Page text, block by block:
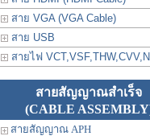
สาย VGA (VGA Cable)
สาย USB
สายไฟ
สายสัญญาณสำเร็จ
(CABLE
สายสัญญาณ APH